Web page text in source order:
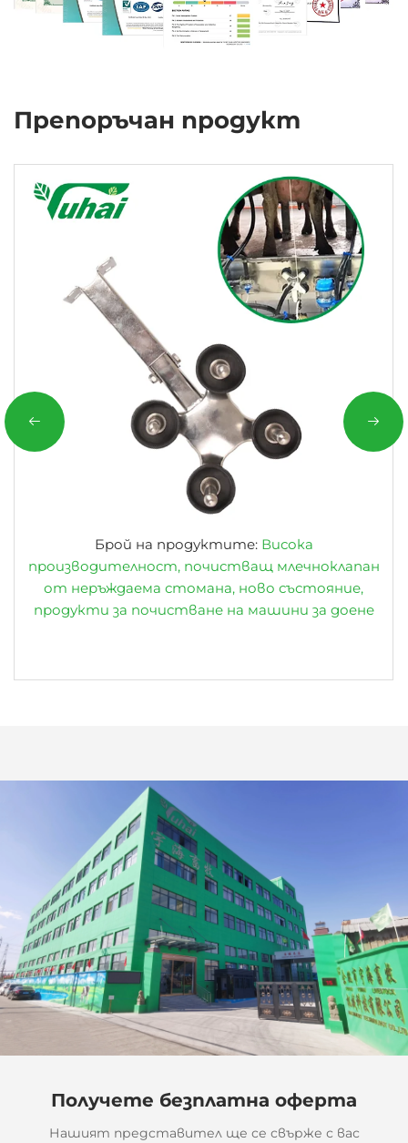
Препоръчан продукт
Брой на продуктите:Висока
производителност, почистващ млечноклапан
от неръждаема стомана, ново състояние,
продукти за почистване на машини за доене
Получете безплатна оферта
Нашият представител ще се свърже с вас